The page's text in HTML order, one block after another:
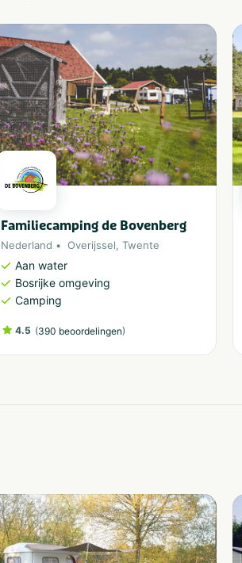
Familiecamping de Bovenberg
Nederland Overijssel, Twente
Aan water
Bosrijke omgeving
Camping
4.5 (390 beoordelingen)